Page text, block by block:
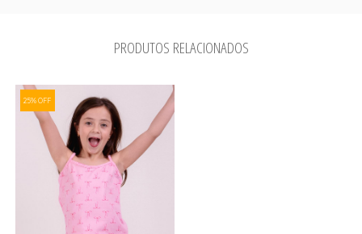
PRODUTOS RELACIONADOS
25% OFF